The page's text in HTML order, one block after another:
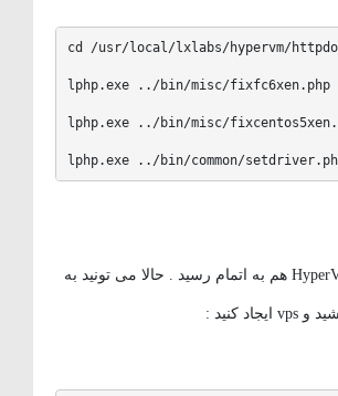
cd /usr/local/lxlabs/hypervm/
lphp.exe ../bin/misc/fixfc6xen.php
lphp.exe ../bin/misc/
lphp.exe ../bin/common/
مراحل نصب HyperVm هم به اتمام رسید . حالا می تونید به